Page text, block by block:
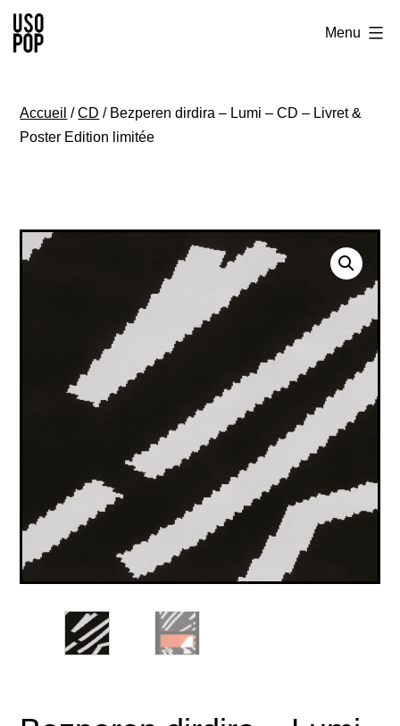
Aller
au
Usopop
&
Menu
Accueil /CD / Bezperen dirdira – Lumi – CD – Livret &
Poster Edition limitée